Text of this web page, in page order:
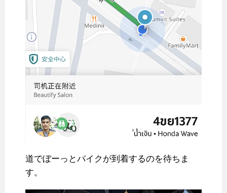
道でぼーっとバイクが到着するのを待ちま
す。